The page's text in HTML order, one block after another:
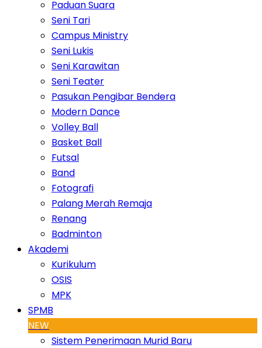
Paduan Suara
Seni Tari
Campus Ministry
Seni Lukis
Seni Karawitan
Seni Teater
Pasukan Pengibar Bendera
Modern Dance
Volley Ball
Basket Ball
Futsal
Band
Fotografi
Palang Merah Remaja
Renang
Badminton
Akademi
Kurikulum
OSIS
MPK
SPMB
NEW
Sistem Penerimaan Murid Baru